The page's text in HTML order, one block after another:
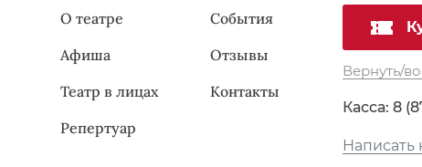
О театре
Афиша
Театр в лицах
Репертуар
События
Отзывы
Контакты
Вернуть/
Касса: 8
Написать